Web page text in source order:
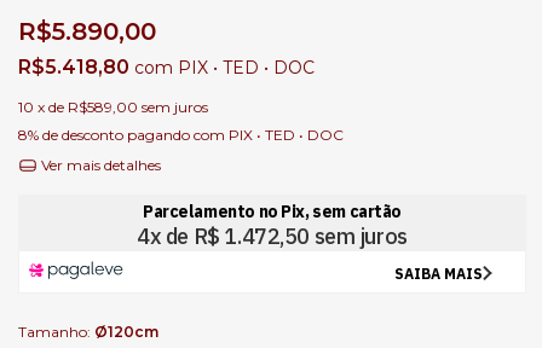
R$5.890,00
R$5.418,80 com PIX • TED • DOC
10 x de R$589,00 sem juros
8% de desconto pagando com PIX • TED • DOC
Ver mais detalhes
Tamanho: Ø120cm